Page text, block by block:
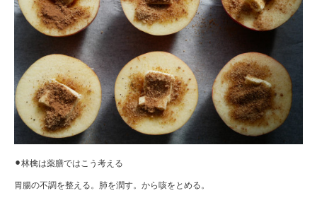
⚫︎林檎は薬膳ではこう考える
胃腸の不調を整える。肺を潤す。から咳をとめる。